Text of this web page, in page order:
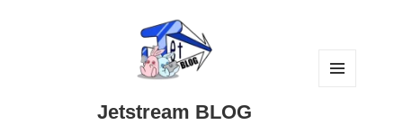
Jetstream BLOG